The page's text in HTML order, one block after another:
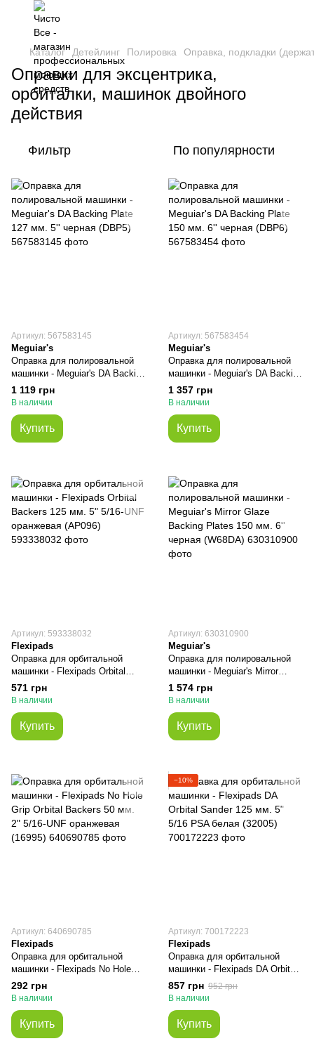
Каталог Детейлинг Полировка Оправка, подкладки
Оправки для эксцентрика,
орбиталки, машинок двойного
действия
Фильтр По популярности
Артикул: 567583145
Meguiar's
Оправка для полировальной
машинки - Meguiar's DA Backing
Plate 127 мм. 5'' черная (DBP5)
1 119 грн
В наличии
Купить
Артикул: 567583454
Meguiar's
Оправка для полировальной
машинки - Meguiar's DA Backing
Plate 150 мм. 6'' черная (DBP6)
1 357 грн
В наличии
Купить
Артикул: 593338032
Flexipads
Оправка для орбитальной
машинки - Flexipads Orbital
Backers 125 мм. 5" 5/16-UNF
оранжевая (AP096)
571 грн
В наличии
Купить
Артикул: 630310900
Meguiar's
Оправка для полировальной
машинки - Meguiar's Mirror
Glaze Backing Plates 150 мм. 6''
черная (W68DA)
1 574 грн
В наличии
Купить
Артикул: 640690785
Flexipads
Оправка для орбитальной
машинки - Flexipads No Hole
Grip Orbital Backers 50 мм. 2"
5/16-UNF оранжевая (16995)
292 грн
В наличии
Купить
−10%
Артикул: 700172223
Flexipads
Оправка для орбитальной
машинки - Fleхipads DA Orbital
Sander 125 мм. 5" 5/16 PSA
белая (32005)
857 грн 952 грн
В наличии
Купить